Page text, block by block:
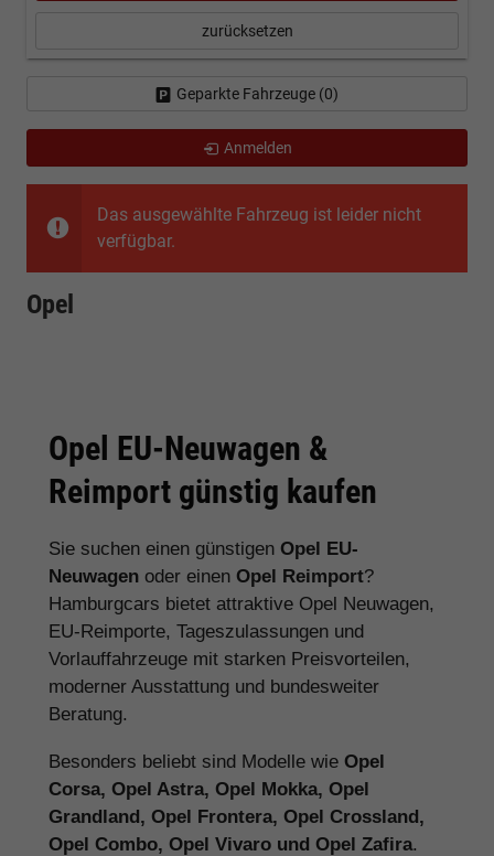
Das ausgewählte Fahrzeug ist leider nicht
verfügbar.
Opel
Opel EU-Neuwagen &
Reimport günstig kaufen
Sie suchen einen günstigen Opel EU-
Neuwagen oder einen Opel Reimport?
Hamburgcars bietet attraktive Opel Neuwagen,
EU-Reimporte, Tageszulassungen und
Vorlauffahrzeuge mit starken Preisvorteilen,
moderner Ausstattung und bundesweiter
Beratung.
Besonders beliebt sind Modelle wie Opel
Corsa, Opel Astra, Opel Mokka, Opel
Grandland, Opel Frontera, Opel Crossland,
Opel Combo, Opel Vivaro und Opel Zafira.
zurücksetzen
Geparkte Fahrzeuge (0)
Anmelden